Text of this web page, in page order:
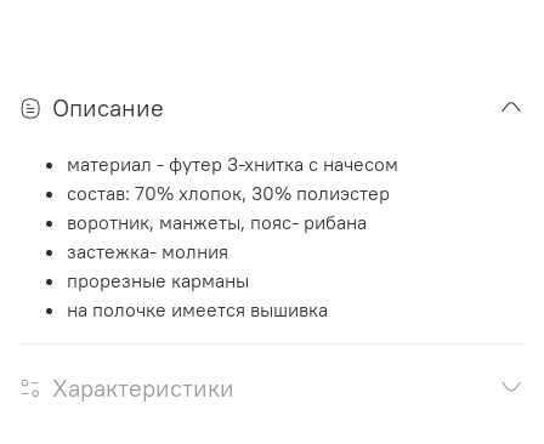
Описание
материал - футер 3-хнитка с начесом
состав: 70% хлопок, 30% полиэстер
воротник, манжеты, пояс- рибана
застежка- молния
прорезные карманы
на полочке имеется вышивка
Характеристики